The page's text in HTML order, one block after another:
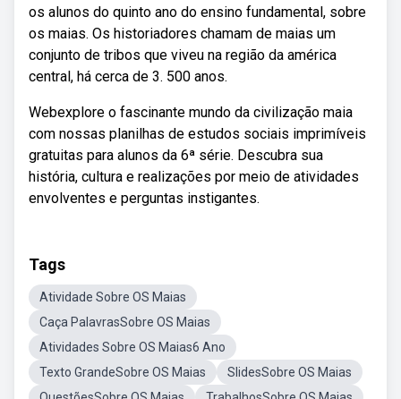
os alunos do quinto ano do ensino fundamental, sobre
os maias. Os historiadores chamam de maias um
conjunto de tribos que viveu na região da américa
central, há cerca de 3. 500 anos.
Webexplore o fascinante mundo da civilização maia
com nossas planilhas de estudos sociais imprimíveis
gratuitas para alunos da 6ª série. Descubra sua
história, cultura e realizações por meio de atividades
envolventes e perguntas instigantes.
Tags
Atividade Sobre OS Maias
Caça PalavrasSobre OS Maias
Atividades Sobre OS Maias6 Ano
Texto GrandeSobre OS Maias
SlidesSobre OS Maias